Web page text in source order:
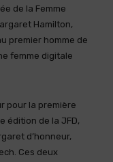
de la Femme
Hamilton,
premier homme de
femme digitale
pour la première
édition de la JFD,
d’honneur,
Ces deux